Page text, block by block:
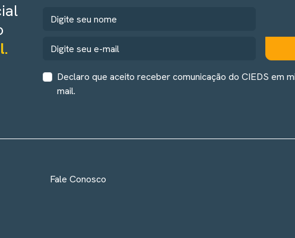
Declaro que aceito receber comunicação do CIEDS em
mail.
Fale Conosco